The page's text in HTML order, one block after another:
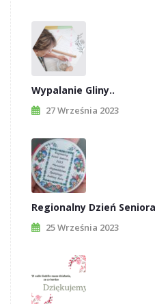
Wypalanie Gliny..
27 Września 2023
Regionalny Dzień
25 Września 2023